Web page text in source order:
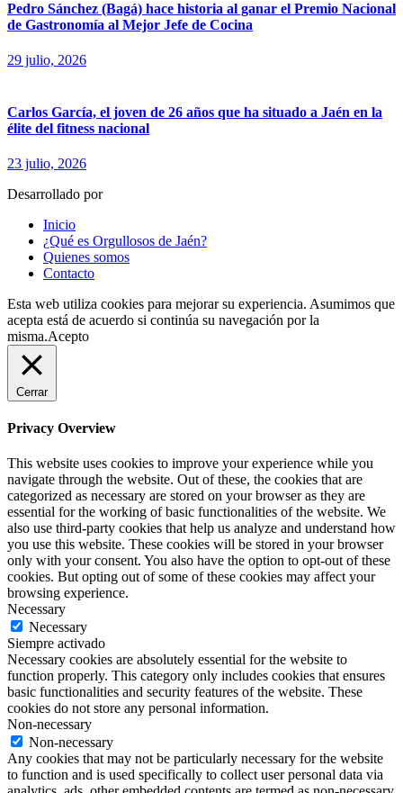
Pedro Sánchez (Bagá) hace historia al ganar el Premio Nacional
de Gastronomía al Mejor Jefe de Cocina
29 julio, 2026
Carlos García, el joven de 26 años que ha situado a Jaén en la
élite del fitness nacional
23 julio, 2026
Desarrollado por
Inicio
¿Qué es Orgullosos de Jaén?
Quienes somos
Contacto
Esta web utiliza cookies para mejorar su experiencia. Asumimos que
acepta está de acuerdo si continúa su navegación por la
misma.Acepto
Cerrar
Privacy Overview
This website uses cookies to improve your experience while you
navigate through the website. Out of these, the cookies that are
categorized as necessary are stored on your browser as they are
essential for the working of basic functionalities of the website. We
also use third-party cookies that help us analyze and understand how
you use this website. These cookies will be stored in your browser
only with your consent. You also have the option to opt-out of these
cookies. But opting out of some of these cookies may affect your
browsing experience.
Necessary
Necessary
Siempre activado
Necessary cookies are absolutely essential for the website to
function properly. This category only includes cookies that ensures
basic functionalities and security features of the website. These
cookies do not store any personal information.
Non-necessary
Non-necessary
Any cookies that may not be particularly necessary for the website
to function and is used specifically to collect user personal data via